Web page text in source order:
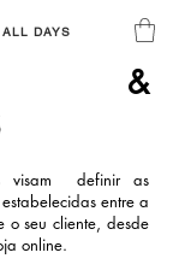
ALL DAYS
&
visam definir as
entre a
seu cliente, desde
online.